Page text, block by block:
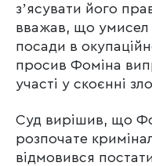
зʼясувати його
вважав, що умисел
посади в
просив Фоміна
участі у скоєнні
Суд вирішив, що
розпочате
відмовився